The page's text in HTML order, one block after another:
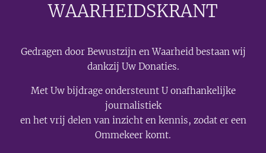
WAARHEIDSKRANT
Gedragen door Bewustzijn en Waarheid bestaan wij
dankzij Uw Donaties.
Met Uw bijdrage ondersteunt U onafhankelijke
journalistiek
en het vrij delen van inzicht en kennis, zodat er een
Ommekeer komt.